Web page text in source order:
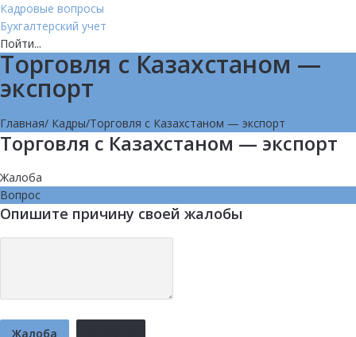
Кадровые вопросы
Бухгалтерский учет
Пойти...
Торговля с Казахстаном —
экспорт
Главная/ Кадры/Торговля с Казахстаном — экспорт
Торговля с Казахстаном — экспорт
Жалоба
Вопрос
Опишите причину своей жалобы
Жалоба